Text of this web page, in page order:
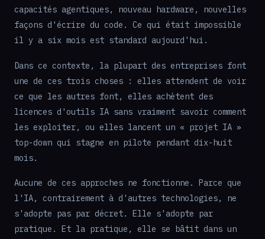
capacités agentiques, nouveau hardware, nouvelles
façons d'écrire du code. Ce qui était impossible
il y a six mois est standard aujourd'hui.
Dans ce contexte, la plupart des entreprises font
une de ces trois choses : elles attendent de voir
ce que les autres font, elles achètent des
licences d'outils IA sans vraiment savoir comment
les exploiter, ou elles lancent un « projet IA »
top-down qui stagne en pilote pendant dix-huit
mois.
Aucune de ces approches ne fonctionne. Parce que
l'IA, contrairement à d'autres technologies, ne
s'adopte pas par décret. Elle s'adopte par
pratique. Et la pratique, elle se bâtit dans un